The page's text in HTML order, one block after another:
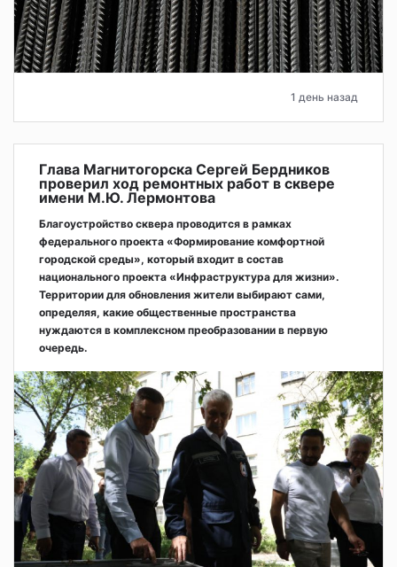
1 день назад
Глава Магнитогорска Сергей Бердников
проверил ход ремонтных работ в сквере
имени М.Ю. Лермонтова
Благоустройство сквера проводится в рамках
федерального проекта «Формирование комфортной
городской среды», который входит в состав
национального проекта «Инфраструктура для жизни».
Территории для обновления жители выбирают сами,
определяя, какие общественные пространства
нуждаются в комплексном преобразовании в первую
очередь.